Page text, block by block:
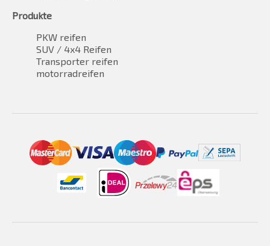
Produkte
PKW reifen
SUV / 4x4 Reifen
Transporter reifen
motorradreifen